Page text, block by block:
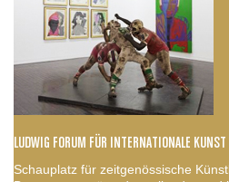
LUDWIG FORUM FÜR INTERNATIONALE KUNST
Schauplatz für zeitgenössische